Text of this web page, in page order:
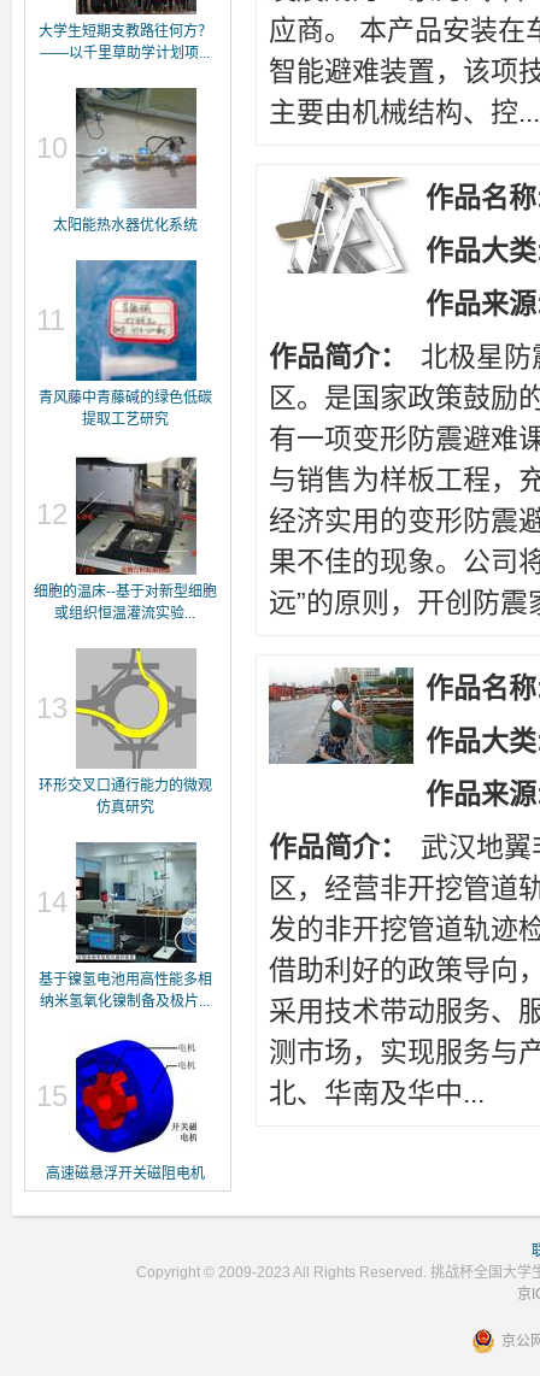
大学生短期支教路往何方？
——以千里草助学计划项...
10
太阳能热水器优化系统
11
青风藤中青藤碱的绿色低碳
提取工艺研究
12
细胞的温床--基于对新型细胞
或组织恒温灌流实验...
13
环形交叉口通行能力的微观
仿真研究
14
基于镍氢电池用高性能多相
纳米氢氧化镍制备及极片...
15
高速磁悬浮开关磁阻电机
应商。 本产品安装在
智能避难装置，该项
主要由机械结构、控...
作品名
作品大
作品来
作品简介：
北极星
区。是国家政策鼓励
有一项变形防震避难
与销售为样板工程，
经济实用的变形防震
果不佳的现象。公司
远”的原则，开创防
作品名
作品大
作品来
作品简介：
武汉地
区，经营非开挖管道
发的非开挖管道轨迹
借助利好的政策导向
采用技术带动服务、
测市场，实现服务与
北、华南及华中...
Copyright © 2009-2023 All Rights Reserved. 挑战杯全国大学
京
京公